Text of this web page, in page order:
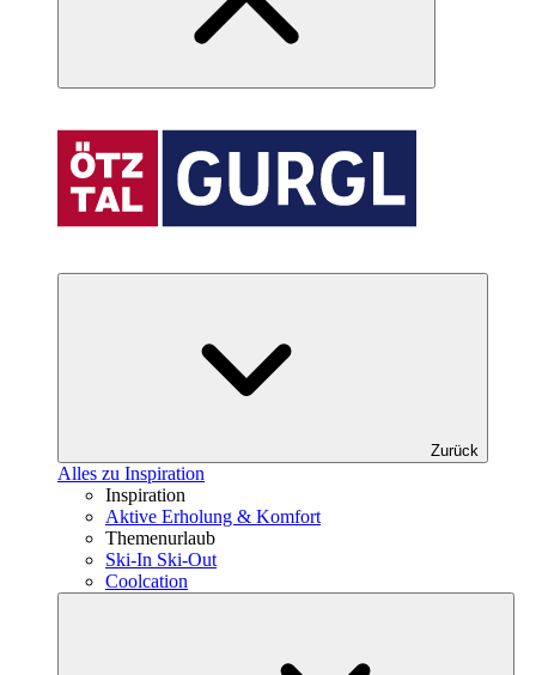
Zurück
Alles zu Inspiration
Inspiration
Aktive Erholung & Komfort
Themenurlaub
Ski-In Ski-Out
Coolcation